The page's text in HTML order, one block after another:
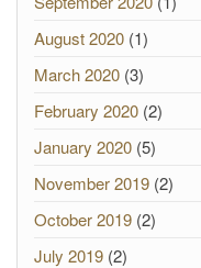
August 2020 (1)
March 2020 (3)
February 2020 (2)
January 2020 (5)
November 2019 (2)
October 2019 (2)
July 2019 (2)